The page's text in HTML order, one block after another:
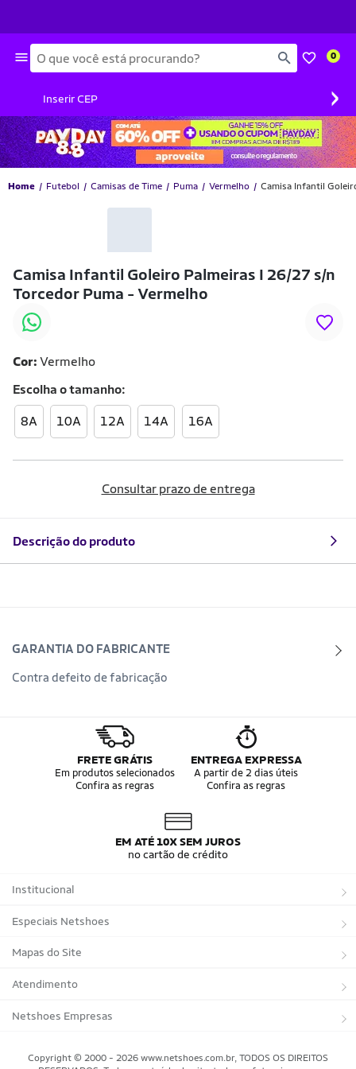
Busca 0
Inserir CEP ›
Home Futebol Camisas de Time Puma Vermelho Camisa Infantil
Camisa Infantil Goleiro Palmeiras I 26/27 s/n
Torcedor Puma - Vermelho
Cor: Vermelho
Escolha otamanho
8A 10A 12A 14A 16A
Consultar prazo de entrega
Descrição do produto
GARANTIA DO FABRICANTE
Contra defeito de fabricação
FRETE GRÁTIS
Em produtos selecionados
Confira as regras
ENTREGA EXPRESSA
A partir de 2 dias úteis
Confira as regras
EM ATÉ 10X SEM JUROS
no cartão de crédito
Institucional
Sobre a Netshoes
Política de Privacidade
Programa de Afiliados
Regulamentos
Especiais Netshoes
Suplementos
Corrida
Bicicletas
Mapas do Site
Marcas
Tipos de Produtos
Atendimento
Trocas e devoluções
Netshoes Empresas
Copyright © 2000 - 2026 www.netshoes.com.br, TODOS OS DIREITOS